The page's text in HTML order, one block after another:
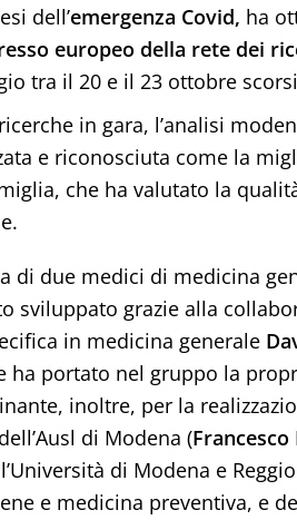
dell’emergenza Covid, ha
europeo della rete dei
tra il 20 e il 23 ottobre
in gara, l’analisi
e riconosciuta come la
che ha valutato la
di due medici di medicina
sviluppato grazie alla
in medicina generale
ha portato nel gruppo la
inoltre, per la
di Modena (
di Modena e
e medicina preventiva, e